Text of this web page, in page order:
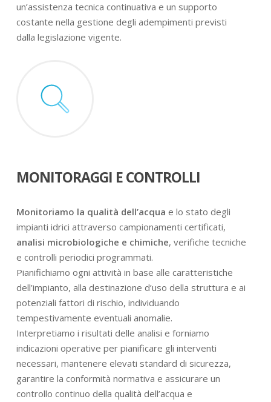
un’assistenza tecnica continuativa e un supporto
costante nella gestione degli adempimenti previsti
dalla legislazione vigente.
MONITORAGGI E CONTROLLI
Monitoriamo la qualità dell’acqua e lo stato degli
impianti idrici attraverso campionamenti certificati,
analisi microbiologiche e chimiche, verifiche tecniche
e controlli periodici programmati.
Pianifichiamo ogni attività in base alle caratteristiche
dell’impianto, alla destinazione d’uso della struttura e ai
potenziali fattori di rischio, individuando
tempestivamente eventuali anomalie.
Interpretiamo i risultati delle analisi e forniamo
indicazioni operative per pianificare gli interventi
necessari, mantenere elevati standard di sicurezza,
garantire la conformità normativa e assicurare un
controllo continuo della qualità dell’acqua e